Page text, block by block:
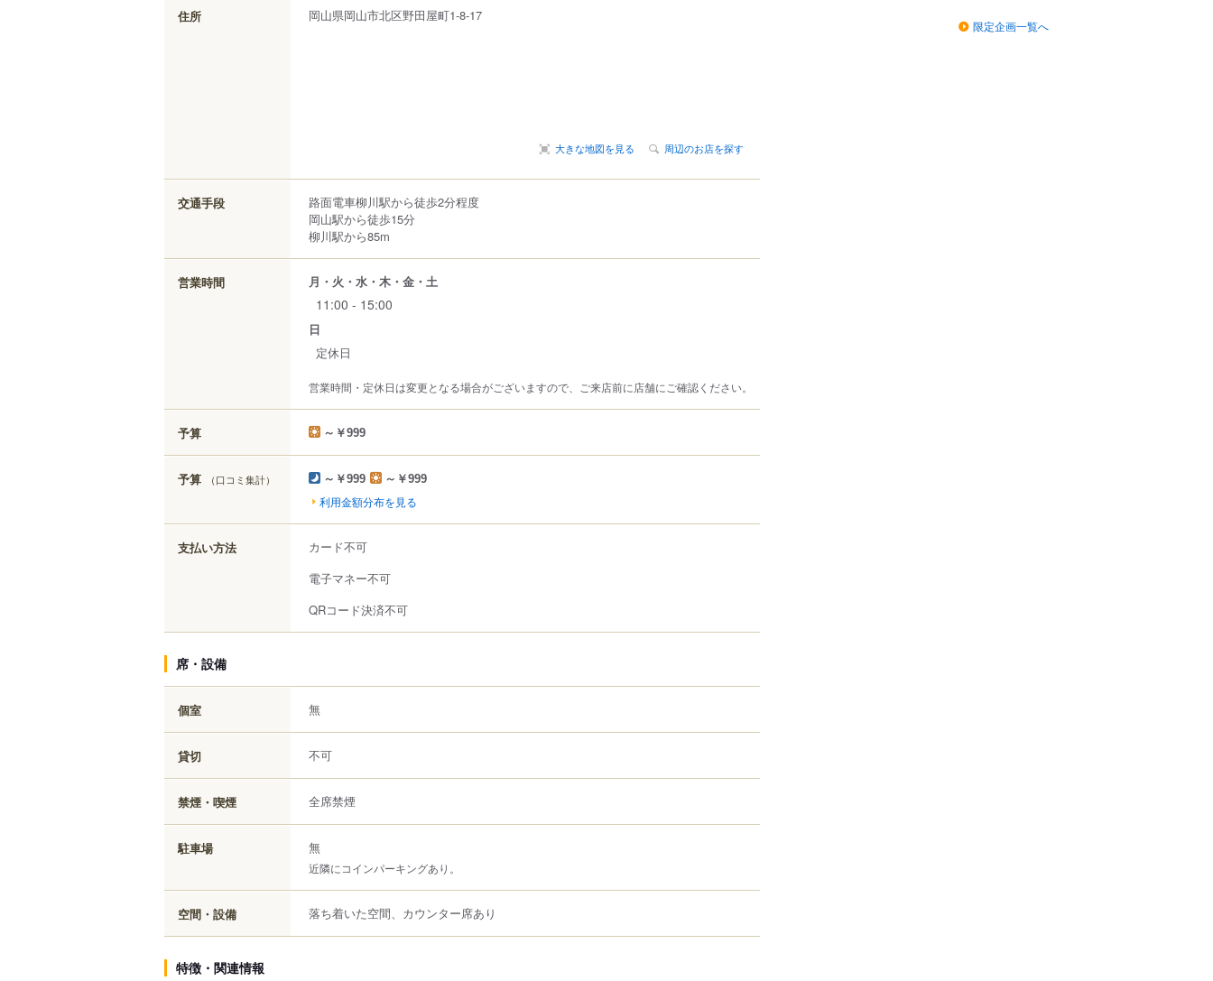
住所 岡山県岡山市北区野田屋町1-8-17
大きな地図を見る 周辺のお店を探す
交通手段
路面電車柳川駅から徒歩2分程度
岡山駅から徒歩15分
柳川駅から85m
営業時間 月・火・水・木・金・土
11:00 - 15:00
日
定休日
営業時間・定休日は変更となる場合がございますので、ご来店前に店舗にご確認ください。
予算 ～￥999
予算 （口コミ集計） ～￥999 ～￥999
利用金額分布を見る
支払い方法
カード不可
電子マネー不可
QRコード決済不可
席・設備
個室 無
貸切 不可
禁煙・喫煙 全席禁煙
駐車場 無
近隣にコインパーキングあり。
空間・設備 落ち着いた空間、カウンター席あり
特徴・関連情報
限定企画一覧へ